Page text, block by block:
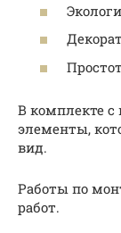
В комплекте
элементы,
вид.
Работы по
работ.